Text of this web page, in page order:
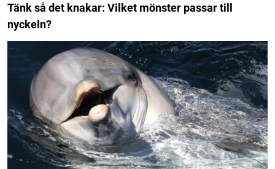
Tänk så det knakar: Vilket mönster passar till
nyckeln?